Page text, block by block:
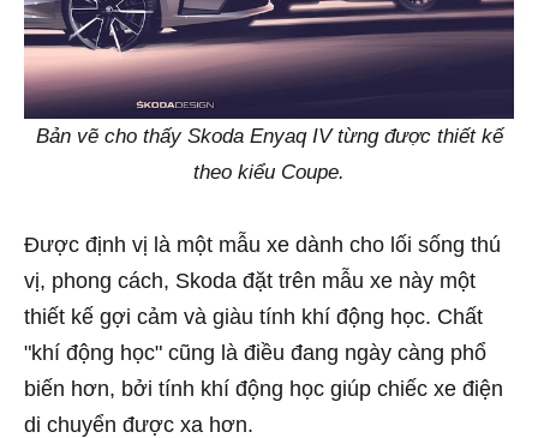
Bản vẽ cho thấy Skoda Enyaq IV từng được thiết kế
theo kiểu Coupe.
Được định vị là một mẫu xe dành cho lối sống thú
vị, phong cách, Skoda đặt trên mẫu xe này một
thiết kế gợi cảm và giàu tính khí động học. Chất
"khí động học" cũng là điều đang ngày càng phổ
biến hơn, bởi tính khí động học giúp chiếc xe điện
di chuyển được xa hơn.